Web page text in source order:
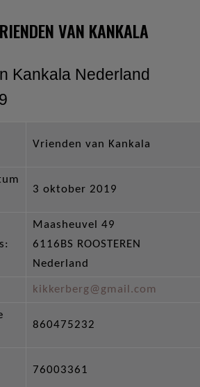
VAN KANKALA
Kankala Nederland
Vrienden van Kankala
3 oktober 2019
Maasheuvel 49
6116BS ROOSTEREN
Nederland
kikkerberg@gmail.com
860475232
76003361